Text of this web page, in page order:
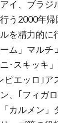
イ、ブラジ
う2000年
を精力的
ム」マルチ
･スキッキ
エッロ｣ア
、｢フィガ
カルメン